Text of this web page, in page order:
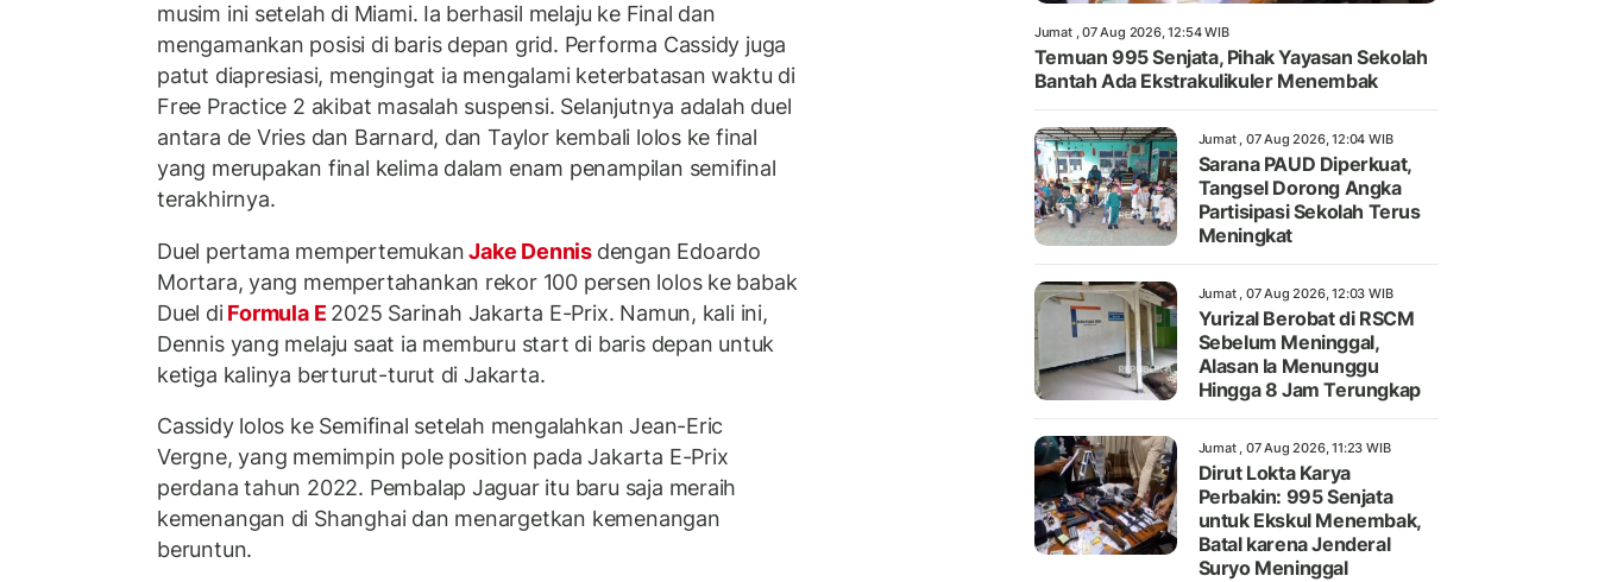
musim ini setelah di Miami. Ia berhasil melaju ke Final dan
mengamankan posisi di baris depan grid. Performa Cassidy juga
patut diapresiasi, mengingat ia mengalami keterbatasan waktu di
Free Practice 2 akibat masalah suspensi. Selanjutnya adalah duel
antara de Vries dan Barnard, dan Taylor kembali lolos ke final
yang merupakan final kelima dalam enam penampilan semifinal
terakhirnya.
Duel pertama mempertemukanJake Dennis dengan Edoardo
Mortara, yang mempertahankan rekor 100 persen lolos ke babak
Duel diFormula E 2025 Sarinah Jakarta E-Prix. Namun, kali ini,
Dennis yang melaju saat ia memburu start di baris depan untuk
ketiga kalinya berturut-turut di Jakarta.
Cassidy lolos ke Semifinal setelah mengalahkan Jean-Eric
Vergne, yang memimpin pole position pada Jakarta E-Prix
perdana tahun 2022. Pembalap Jaguar itu baru saja meraih
kemenangan di Shanghai dan menargetkan kemenangan
beruntun.
Jumat , 07 Aug 2026, 12:54 WIB
Temuan 995 Senjata, Pihak Yayasan Sekolah
Bantah Ada Ekstrakulikuler Menembak
Jumat , 07 Aug 2026, 12:04 WIB
Sarana PAUD Diperkuat,
Tangsel Dorong Angka
Partisipasi Sekolah Terus
Meningkat
Jumat , 07 Aug 2026, 12:03 WIB
Yurizal Berobat di RSCM
Sebelum Meninggal,
Alasan Ia Menunggu
Hingga 8 Jam Terungkap
Jumat , 07 Aug 2026, 11:23 WIB
Dirut Lokta Karya
Perbakin: 995 Senjata
untuk Ekskul Menembak,
Batal karena Jenderal
Suryo Meninggal